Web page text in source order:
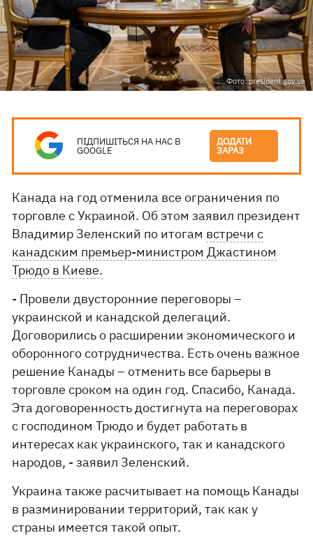
Фото: president.gov.ua
ПІДПИШІТЬСЯ НА НАС В
GOOGLE
ДОДАТИ
ЗАРАЗ
Канада на год отменила все ограничения по
торговле с Украиной. Об этом заявил президент
Владимир Зеленский по итогам встречи с
канадским премьер-министром Джастином
Трюдо в Киеве.
- Провели двусторонние переговоры –
украинской и канадской делегаций.
Договорились о расширении экономического и
оборонного сотрудничества. Есть очень важное
решение Канады – отменить все барьеры в
торговле сроком на один год. Спасибо, Канада.
Эта договоренность достигнута на переговорах
с господином Трюдо и будет работать в
интересах как украинского, так и канадского
народов, - заявил Зеленский.
Украина также расчитывает на помощь Канады
в разминировании территорий, так как у
страны имеется такой опыт.